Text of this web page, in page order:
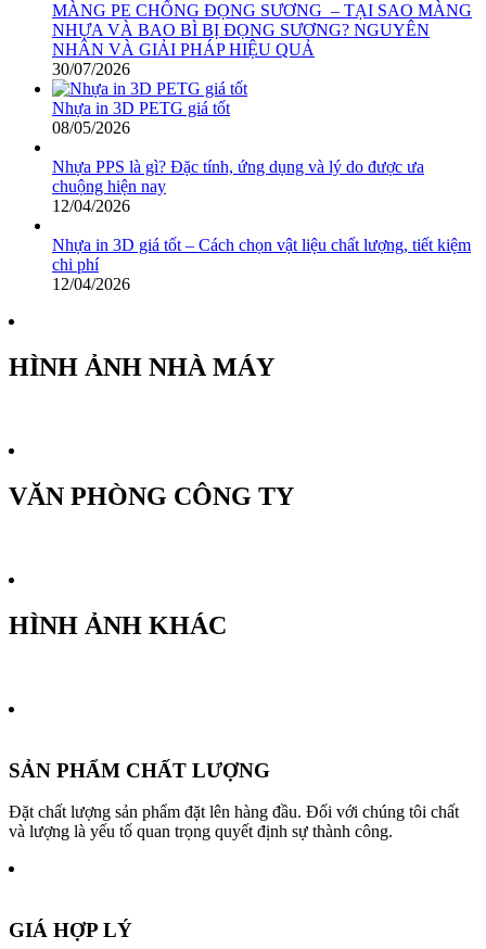
MÀNG PE CHỐNG ĐỌNG SƯƠNG – TẠI SAO MÀNG
NHỰA VÀ BAO BÌ BỊ ĐỌNG SƯƠNG? NGUYÊN
NHÂN VÀ GIẢI PHÁP HIỆU QUẢ
30/07/2026
Nhựa in 3D PETG giá tốt
08/05/2026
Nhựa PPS là gì? Đặc tính, ứng dụng và lý do được ưa
chuộng hiện nay
12/04/2026
Nhựa in 3D giá tốt – Cách chọn vật liệu chất lượng, tiết kiệm
chi phí
12/04/2026
HÌNH ẢNH NHÀ MÁY
VĂN PHÒNG CÔNG TY
HÌNH ẢNH KHÁC
SẢN PHẨM CHẤT LƯỢNG
Đặt chất lượng sản phẩm đặt lên hàng đầu. Đối với chúng tôi chất
và lượng là yếu tố quan trọng quyết định sự thành công.
GIÁ HỢP LÝ